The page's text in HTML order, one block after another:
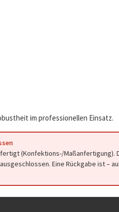
im professionellen Einsatz.
(Konfektions-/Maßanfertigung).
ausgeschlossen. Eine Rückgabe ist –